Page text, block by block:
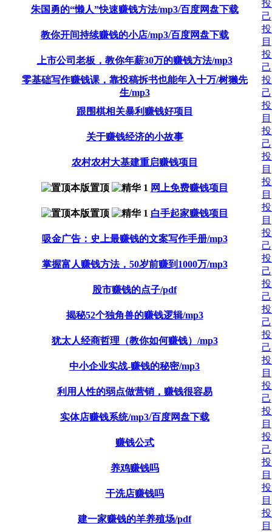
朱国勇的“懒人”快速赚钱方法/mp3/百度网盘下载
己
教你开间持续赚钱的小店/mp3/百度网盘下载
目
上市公司老板，教你年薪30万的赚钱方法/mp3
己
零基础写作赚钱课，靠投稿拆书也能年入十万/树獭先
生/mp3
己
跟围棋相关暴利赚钱好项目
目
关于赚钱经济的小故事
己
农村农村大基建重启赚钱项目
目
网上免费赚钱项目
目
白手起家赚钱项目
目
吸金广告：史上最赚钱的文案写作手册/mp3
己
掌握富人赚钱方法，50岁前赚到1000万/mp3
己
股市赚钱的点子/pdf
己
揭秘52个独角兽的赚钱逻辑/mp3
己
犹太人经商哲理（教你如何赚钱）/mp3
己
中小企业实战-赚钱的秘密/mp3
目
利用人性的弱点做营销，赚钱很容易
己
实体店赚钱系统/mp3/百度网盘下载
目
赚钱公式
己
养鸡赚钱吗
目
干洗店赚钱吗
目
建一家赚钱的羊养殖场/pdf
目